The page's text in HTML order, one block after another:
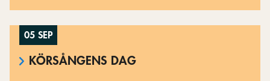
05 SEP
KÖRSÅNGENS DAG